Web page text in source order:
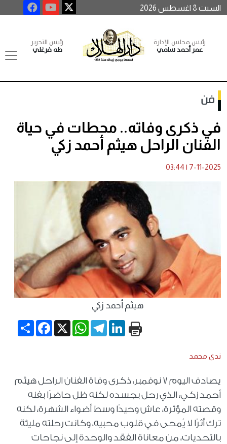
السبت 8 اغسطس 2026
رئيس مجلس الإدارة
عمر أحمد سامي
رئيس التحرير
طه فرغلي
فن
في ذكرى وفاته.. محطات في حياة
الفنان الراحل هيثم أحمد زكي
7-11-2025
|
03:44
هيثم أحمد زكي
Share
Facebook X
WhatsApp
TelegramLinkedIn
ندى محمد
يصادف اليوم 7 نوفمبر، ذكرى وفاة الفنان الراحل هيثم
أحمد زكي، الذي رحل بجسده لكنه ظل حاضرًا بفنه
وقصته المؤثرة، عاش وحيدًا وسط أضواء الشهرة، لكنه
ترك أثرًا لا يُمحى في قلوب محبيه، وكانت رحلته مليئة
بالتحديات، من معاناة الفقد والوحدة إلى نجاحات